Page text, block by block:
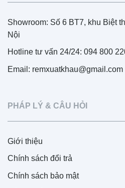
Showroom: Số 6 BT7, khu Biệt
Nội
Hotline tư vấn 24/24: 094 800
Email: remxuatkhau@gmail.com
PHÁP LÝ & CÂU HỎI
Giới thiệu
Chính sách đổi trả
Chính sách bảo mật